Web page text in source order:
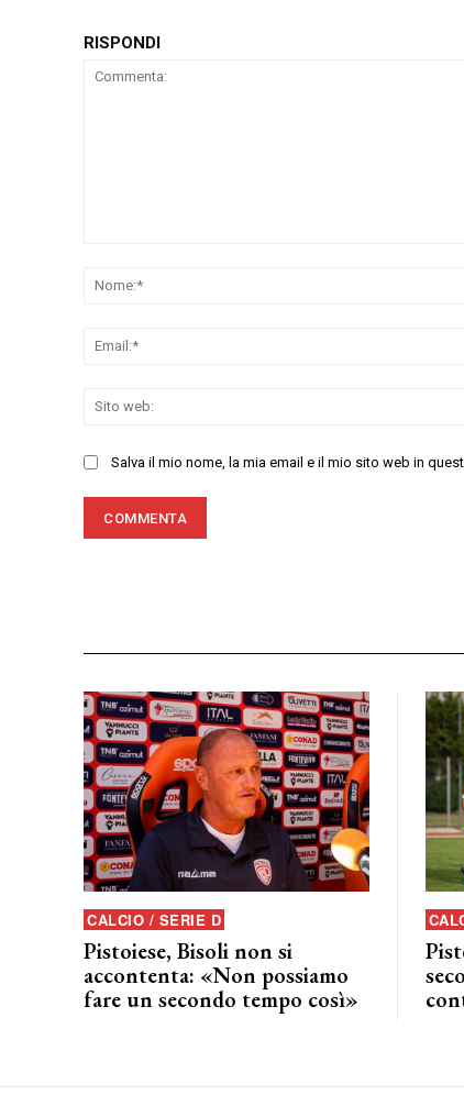
RISPONDI
Salva il mio nome, la mia email e il mio sito web in
CALCIO / SERIE D
Pistoiese, Bisoli non si
accontenta: «Non possiamo
fare un secondo tempo così»